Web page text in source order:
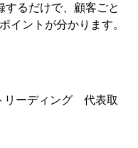
するだけで、顧客ごと
イントが分かります。
リーディング 代表取